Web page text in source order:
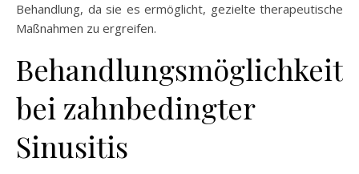
Behandlung, da sie es ermöglicht, gezielte therapeutische
Maßnahmen zu ergreifen.
bei zahnbedingter
Sinusitis